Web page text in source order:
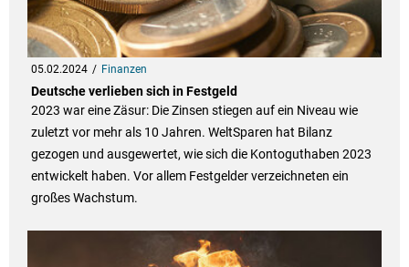
05.02.2024 Finanzen
Deutsche verlieben sich in Festgeld
2023 war eine Zäsur: Die Zinsen stiegen auf ein Niveau wie
zuletzt vor mehr als 10 Jahren. WeltSparen hat Bilanz
gezogen und ausgewertet, wie sich die Kontoguthaben 2023
entwickelt haben. Vor allem Festgelder verzeichneten ein
großes Wachstum.